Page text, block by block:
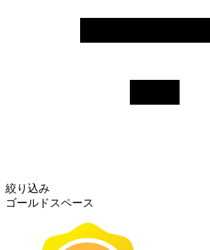
絞り込み
ゴールドスペース